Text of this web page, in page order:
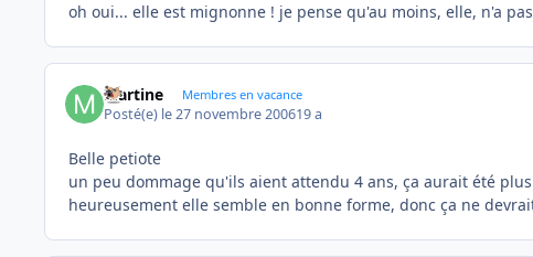
oh oui... elle est mignonne ! je pense qu'au moins, elle, n'a
Martine Membres en vacance
Posté(e) le 27 novembre 200619 a
Belle petiote
un peu dommage qu'ils aient attendu 4 ans, ça aurait été
heureusement elle semble en bonne forme, donc ça ne